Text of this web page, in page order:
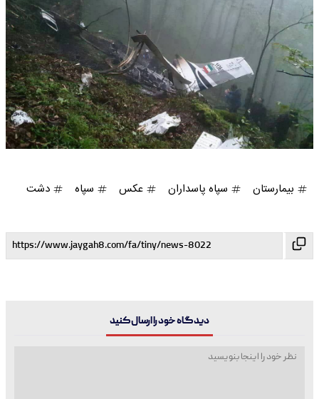
بیمارستان سپاه پاسداران عکس سپاه دشت
دیدگاه خود را ارسال کنید